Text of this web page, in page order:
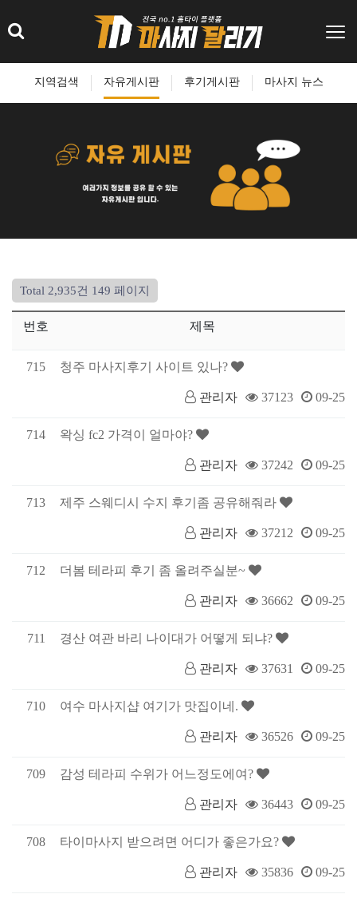
지역검색 자유게시판 후기게시판 마사지 뉴스
Total 2,935건 149 페이지
번호 제목
715 청주 마사지후기 사이트 있나?
관리자 37123 09-25
714 왁싱 fc2 가격이 얼마야?
관리자 37242 09-25
713 제주 스웨디시 수지 후기좀 공유해줘라
관리자 37212 09-25
712 더봄 테라피 후기 좀 올려주실분~
관리자 36662 09-25
711 경산 여관 바리 나이대가 어떻게 되냐?
관리자 37631 09-25
710 여수 마사지샵 여기가 맛집이네.
관리자 36526 09-25
709 감성 테라피 수위가 어느정도에여?
관리자 36443 09-25
708 타이마사지 받으려면 어디가 좋은가요?
관리자 35836 09-25